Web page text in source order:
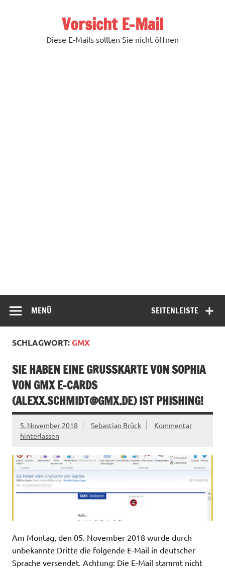
Vorsicht E-Mail
Diese E-Mails sollten Sie nicht öffnen
SEITENLEISTE
MENÜ
SCHLAGWORT:GMX
SIE HABEN EINE GRUSSKARTE VON SOPHIA V
ON GMX E-CARDS (
ALEXX.SCHMIDT@GMX.DE) IST PHISHING!
5. November 2018 Sebastian Brück
Kommentar
hinterlassen
Am Montag, den 05. November 2018 wurde durch
unbekannte Dritte die folgende E-Mail in deutscher
Sprache versendet. Achtung: Die E-Mail stammt nicht